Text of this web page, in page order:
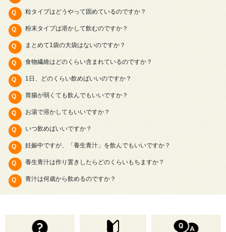
粒タイプはどうやって固めているのですか？
粉末タイプは溶かして飲むのですか？
まとめて1袋の大袋はないのですか？
食物繊維はどのくらい含まれているのですか？
1日、どのくらい飲めばいいのですか？
胃腸が弱くても飲んでもいいですか？
お湯で溶かしてもいいですか？
いつ飲めばいいですか？
妊娠中ですが、「養生青汁」を飲んでもいいですか？
養生青汁は作り置きしたらどのくらいもちますか？
青汁は何歳から飲めるのですか？